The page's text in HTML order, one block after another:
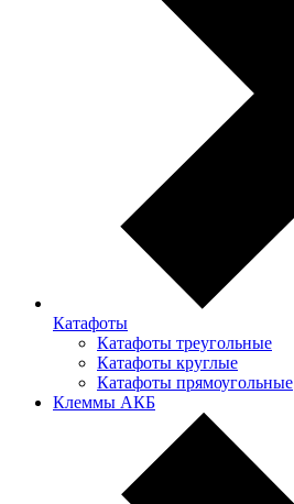
Катафоты
Катафоты треугольные
Катафоты круглые
Катафоты прямоугольные
Клеммы АКБ